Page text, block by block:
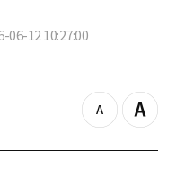
06-12 10:27:00
z
o
Z
o